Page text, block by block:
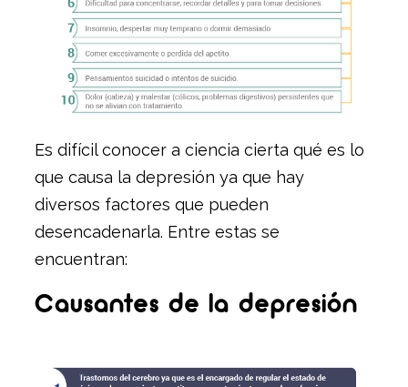
Es difícil conocer a ciencia cierta qué es lo
que causa la depresión ya que hay
diversos factores que pueden
desencadenarla. Entre estas se
encuentran:
Causantes de la depresión